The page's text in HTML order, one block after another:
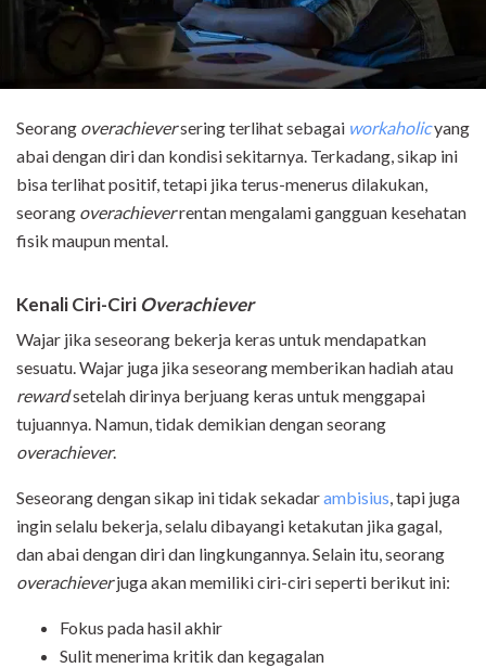
Seorang overachieversering terlihat sebagai workaholicyang
abai dengan diri dan kondisi sekitarnya. Terkadang, sikap ini
bisa terlihat positif, tetapi jika terus-menerus dilakukan,
seorang overachieverrentan mengalami gangguan kesehatan
fisik maupun mental.
Kenali Ciri-Ciri Overachiever
Wajar jika seseorang bekerja keras untuk mendapatkan
sesuatu. Wajar juga jika seseorang memberikan hadiah atau
rewardsetelah dirinya berjuang keras untuk menggapai
tujuannya. Namun, tidak demikian dengan seorang
overachiever.
Seseorang dengan sikap ini tidak sekadarambisius, tapi juga
ingin selalu bekerja, selalu dibayangi ketakutan jika gagal,
dan abai dengan diri dan lingkungannya. Selain itu, seorang
overachieverjuga akan memiliki ciri-ciri seperti berikut ini:
Fokus pada hasil akhir
Sulit menerima kritik dan kegagalan